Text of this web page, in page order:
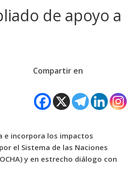
de apoyo a
Compartir en
e incorpora los impactos
el Sistema de las Naciones
y en estrecho diálogo con